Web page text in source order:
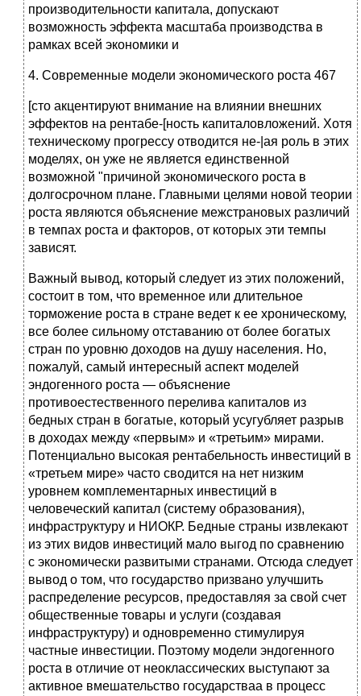
производительности капитала, допускают
возможность эффекта масштаба производства в
рамках всей экономики и
4. Современные модели экономического роста 467
[сто акцентируют внимание на влиянии внешних
эффектов на рентабе-[ность капиталовложений. Хотя
техническому прогрессу отводится не-|ая роль в этих
моделях, он уже не является единственной
возможной "причиной экономического роста в
долгосрочном плане. Главными целями новой теории
роста являются объяснение межстрановых различий
в темпах роста и факторов, от которых эти темпы
зависят.
Важный вывод, который следует из этих положений,
состоит в том, что временное или длительное
торможение роста в стране ведет к ее хроническому,
все более сильному отставанию от более богатых
стран по уровню доходов на душу населения. Но,
пожалуй, самый интересный аспект моделей
эндогенного роста — объяснение
противоестественного перелива капиталов из
бедных стран в богатые, который усугубляет разрыв
в доходах между «первым» и «третьим» мирами.
Потенциально высокая рентабельность инвестиций в
«третьем мире» часто сводится на нет низким
уровнем комплементарных инвестиций в
человеческий капитал (систему образования),
инфраструктуру и НИОКР. Бедные страны извлекают
из этих видов инвестиций мало выгод по сравнению
с экономически развитыми странами. Отсюда следует
вывод о том, что государство призвано улучшить
распределение ресурсов, предоставляя за свой счет
общественные товары и услуги (создавая
инфраструктуру) и одновременно стимулируя
частные инвестиции. Поэтому модели эндогенного
роста в отличие от неоклассических выступают за
активное вмешательство государстваа в процесс